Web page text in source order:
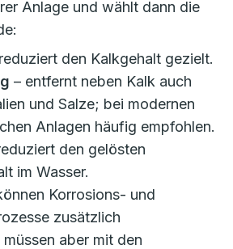
Anlage und wählt dann die
den Kalkgehalt gezielt.
– entfernt neben Kalk auch
und Salze; bei modernen
Anlagen häufig empfohlen.
den gelösten
im Wasser.
Korrosions- und
zusätzlich
aber mit den